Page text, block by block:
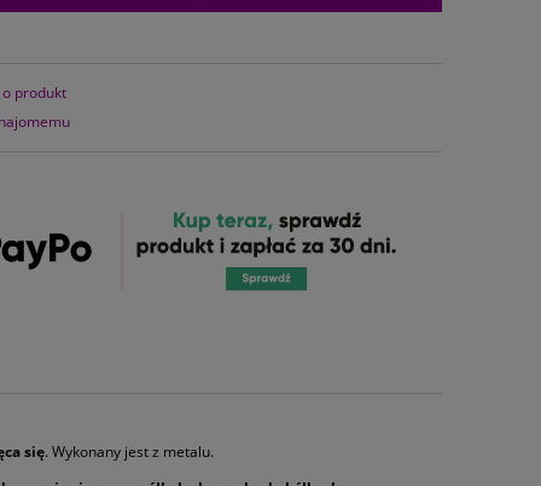
produkt
się. Wykonany jest z metalu.